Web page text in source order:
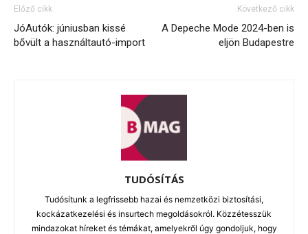
Előző cikk
JóAutók: júniusban kissé
bővült a használtautó-import
Következő cikk
A Depeche Mode 2024-ben is
eljön Budapestre
TUDÓSÍTÁS
Tudósítunk a legfrissebb hazai és nemzetközi biztosítási,
kockázatkezelési és insurtech megoldásokról. Közzétesszük
mindazokat híreket és témákat, amelyekről úgy gondoljuk, hogy